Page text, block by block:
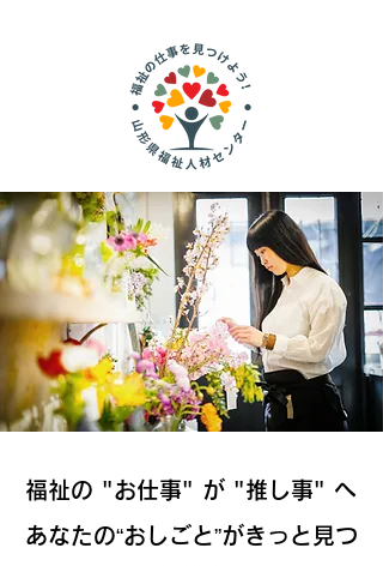
福祉の "お仕事" が "推し事" へ
あなたの“おしごと”がきっと見つ